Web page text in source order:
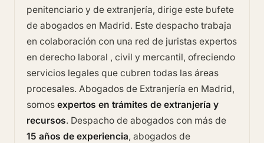
penitenciario y de extranjería, dirige este bufete
de abogados en Madrid. Este despacho trabaja
en colaboración con una red de juristas expertos
en derecho laboral , civil y mercantil, ofreciendo
servicios legales que cubren todas las áreas
procesales. Abogados de Extranjería en Madrid,
somos expertos en trámites de extranjería y
recursos. Despacho de abogados con más de
15 años de experiencia, abogados de